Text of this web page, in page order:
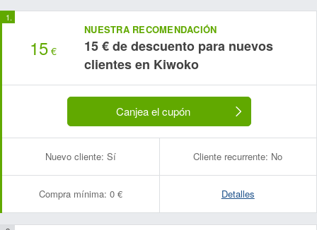
15€
NUESTRA RECOMENDACIÓN
15 € de descuento para nuevos
clientes en Kiwoko
Canjea el cupón
Nuevo cliente: Sí Cliente recurrente: No
Compra mínima: 0 € Detalles